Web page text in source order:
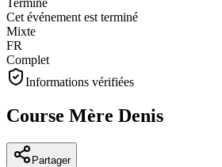
Terminé
Cet événement est terminé
Mixte
FR
Complet
Informations vérifiées
Course Mère Denis
Partager